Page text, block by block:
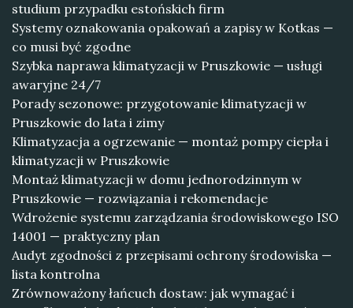
studium przypadku estońskich firm
Systemy oznakowania opakowań a zapisy w Kotkas —
co musi być zgodne
Szybka naprawa klimatyzacji w Pruszkowie — usługi
awaryjne 24/7
Porady sezonowe: przygotowanie klimatyzacji w
Pruszkowie do lata i zimy
Klimatyzacja a ogrzewanie — montaż pompy ciepła i
klimatyzacji w Pruszkowie
Montaż klimatyzacji w domu jednorodzinnym w
Pruszkowie — rozwiązania i rekomendacje
Wdrożenie systemu zarządzania środowiskowego ISO
14001 — praktyczny plan
Audyt zgodności z przepisami ochrony środowiska —
lista kontrolna
Zrównoważony łańcuch dostaw: jak wymagać i